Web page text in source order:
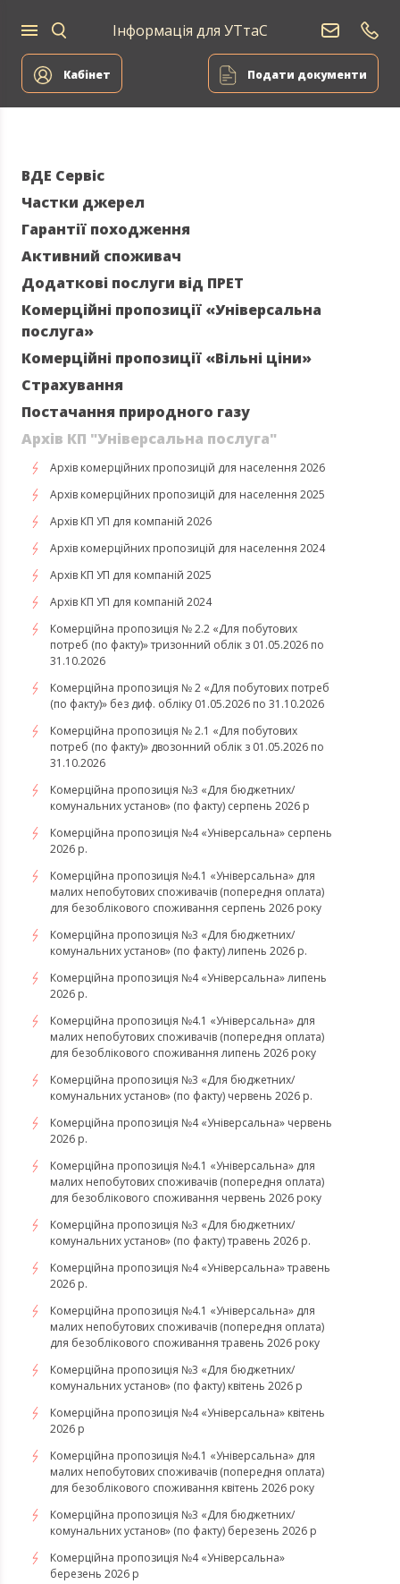
Кабінет Подати документи
Інформація для УТтаС
дому
компаній
Постачання
природного
газу
ВДЕ Сервіс
Частки джерел
Гарантії походження
Активний споживач
Додаткові послуги від ПРЕТ
Комерційні пропозиції «Універсальна
послуга»
Комерційні пропозиції «Вільні ціни»
Страхування
Постачання природного газу
Архів КП "Універсальна послуга"
Архів комерційних пропозицій для населення 2026
Архів комерційних пропозицій для населення 2025
Архів КП УП для компаній 2026
Архів комерційних пропозицій для населення 2024
Архів КП УП для компаній 2025
Архів КП УП для компаній 2024
Комерційна пропозиція № 2.2 «Для побутових
потреб (по факту)» тризонний облік з 01.05.2026 по
31.10.2026
Комерційна пропозиція № 2 «Для побутових потреб
(по факту)» без диф. обліку 01.05.2026 по 31.10.2026
Комерційна пропозиція № 2.1 «Для побутових
потреб (по факту)» двозонний облік з 01.05.2026 по
31.10.2026
Комерційна пропозиція №3 «Для бюджетних/
комунальних установ» (по факту) серпень 2026 р
Комерційна пропозиція №4 «Універсальна» серпень
2026 р.
Комерційна пропозиція №4.1 «Універсальна» для
малих непобутових споживачів (попередня оплата)
для безоблікового споживання серпень 2026 року
Комерційна пропозиція №3 «Для бюджетних/
комунальних установ» (по факту) липень 2026 р.
Комерційна пропозиція №4 «Універсальна» липень
2026 р.
Комерційна пропозиція №4.1 «Універсальна» для
малих непобутових споживачів (попередня оплата)
для безоблікового споживання липень 2026 року
Комерційна пропозиція №3 «Для бюджетних/
комунальних установ» (по факту) червень 2026 р.
Комерційна пропозиція №4 «Універсальна» червень
2026 р.
Комерційна пропозиція №4.1 «Універсальна» для
малих непобутових споживачів (попередня оплата)
для безоблікового споживання червень 2026 року
Комерційна пропозиція №3 «Для бюджетних/
комунальних установ» (по факту) травень 2026 р.
Комерційна пропозиція №4 «Універсальна» травень
2026 р.
Комерційна пропозиція №4.1 «Універсальна» для
малих непобутових споживачів (попередня оплата)
для безоблікового споживання травень 2026 року
Комерційна пропозиція №3 «Для бюджетних/
комунальних установ» (по факту) квітень 2026 р
Комерційна пропозиція №4 «Універсальна» квітень
2026 р
Комерційна пропозиція №4.1 «Універсальна» для
малих непобутових споживачів (попередня оплата)
для безоблікового споживання квітень 2026 року
Комерційна пропозиція №3 «Для бюджетних/
комунальних установ» (по факту) березень 2026 р
Комерційна пропозиція №4 «Універсальна»
березень 2026 р